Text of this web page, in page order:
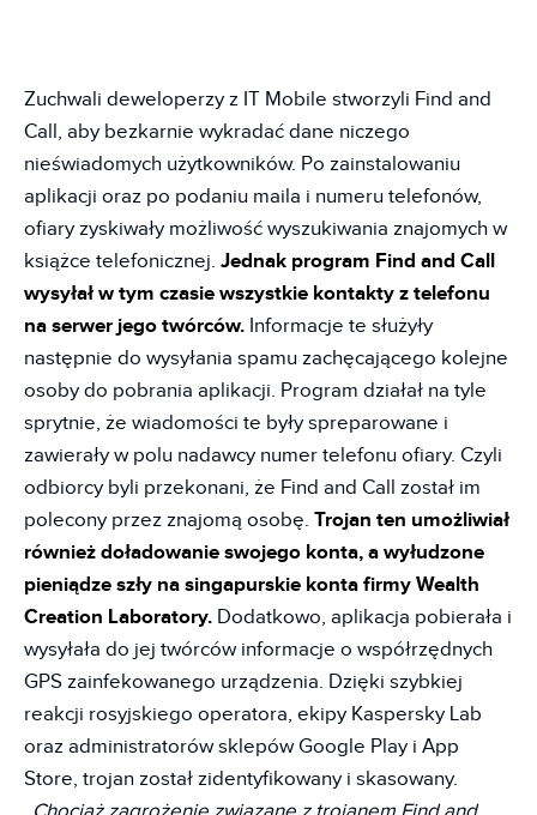
Zuchwali deweloperzy z IT Mobile stworzyli Find and
Call, aby bezkarnie wykradać dane niczego
nieświadomych użytkowników. Po zainstalowaniu
aplikacji oraz po podaniu maila i numeru telefonów,
ofiary zyskiwały możliwość wyszukiwania znajomych w
książce telefonicznej. Jednak program Find and Call
wysyłał w tym czasie wszystkie kontakty z telefonu
na serwer jego twórców. Informacje te służyły
następnie do wysyłania spamu zachęcającego kolejne
osoby do pobrania aplikacji. Program działał na tyle
sprytnie, że wiadomości te były spreparowane i
zawierały w polu nadawcy numer telefonu ofiary. Czyli
odbiorcy byli przekonani, że Find and Call został im
polecony przez znajomą osobę. Trojan ten umożliwiał
również doładowanie swojego konta, a wyłudzone
pieniądze szły na singapurskie konta firmy Wealth
Creation Laboratory. Dodatkowo, aplikacja pobierała i
wysyłała do jej twórców informacje o współrzędnych
GPS zainfekowanego urządzenia. Dzięki szybkiej
reakcji rosyjskiego operatora, ekipy Kaspersky Lab
oraz administratorów sklepów Google Play i App
Store, trojan został zidentyfikowany i skasowany.